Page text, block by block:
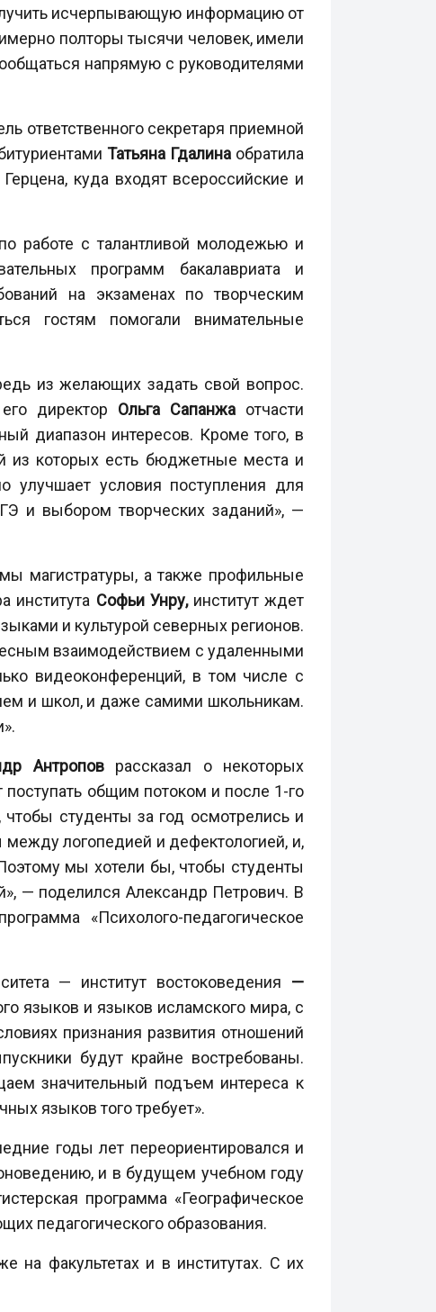
исчерпывающую информацию от
полторы тысячи человек, имели
напрямую с руководителями
ответственного секретаря приемной
Татьяна Гдалина обратила
куда входят всероссийские и
работе с талантливой молодежью и
программ бакалавриата и
на экзаменах по творческим
гостям помогали внимательные
из желающих задать свой вопрос.
директор Ольга Сапанжа отчасти
диапазон интересов. Кроме того, в
из которых есть бюджетные места и
улучшает условия поступления для
и выбором творческих заданий», —
магистратуры, а также профильные
института Софьи Унру, институт ждет
и культурой северных регионов.
взаимодействием с удаленными
видеоконференций, в том числе с
и школ, и даже самими школьникам.
Антропов рассказал о некоторых
общим потоком и после 1-го
студенты за год осмотрелись и
логопедией и дефектологией, и,
мы хотели бы, чтобы студенты
— поделился Александр Петрович. В
«Психолого-педагогическое
— институт востоковедения —
языков и языков исламского мира, с
признания развития отношений
будут крайне востребованы.
значительный подъем интереса к
языков того требует».
годы лет переориентировался и
и в будущем учебном году
программа «Географическое
педагогического образования.
на факультетах и в институтах. С их